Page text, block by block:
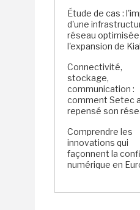
Étude de cas :
d'une
réseau
l'expansion de
Connectivité,
stockage,
communication :
comment Setec a
repensé son
Comprendre les
innovations qui
façonnent la
numérique en